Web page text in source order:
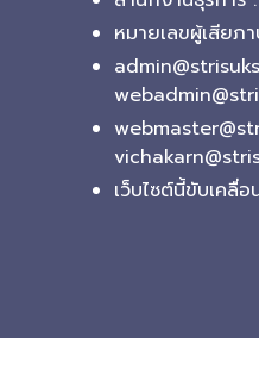
หมายเลขผู้เสีย
เว็บไซต์นี้ขับเคลื่